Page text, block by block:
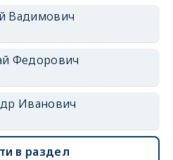
Вадимович
Федорович
Иванович
в раздел